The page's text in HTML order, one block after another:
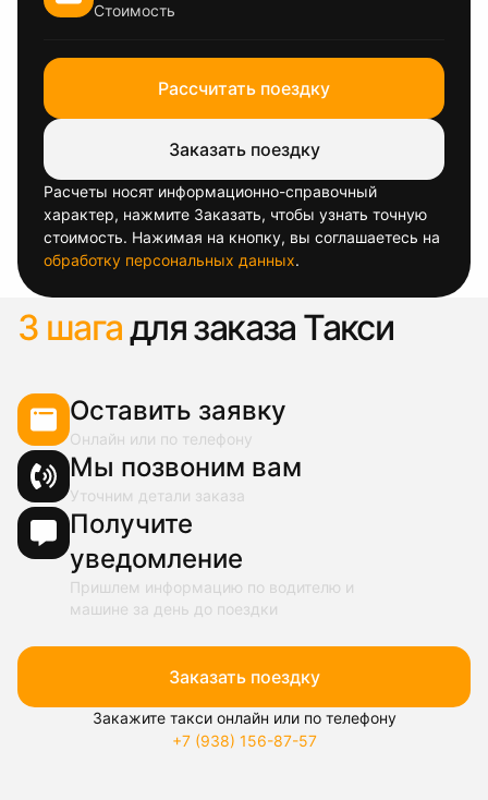
Стоимость
Рассчитать поездку
Заказать поездку
Расчеты носят информационно-справочный
характер, нажмите Заказать, чтобы узнать точную
стоимость. Нажимая на кнопку, вы соглашаетесь на
обработку персональных данных.
3 шагадля заказа Такси
Оставить заявку
Онлайн или по телефону
Мы позвоним вам
Уточним детали заказа
Получите
уведомление
Пришлем информацию по водителю и
машине за день до поездки
Заказать поездку
Закажите такси онлайн или по телефону
+7 (938) 156-87-57